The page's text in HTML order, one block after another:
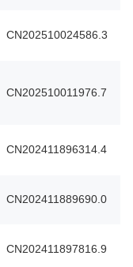
CN202510024586.3
CN202510011976.7
CN202411896314.4
CN202411889690.0
CN202411897816.9